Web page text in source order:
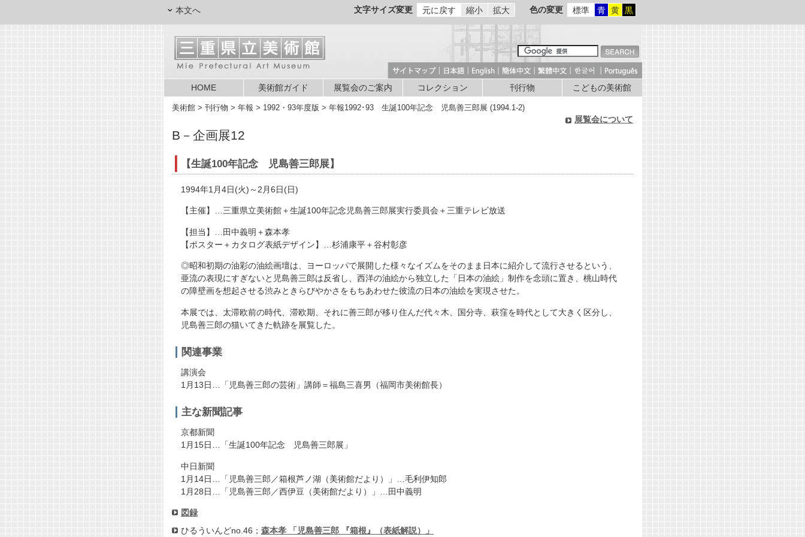
本文へ 文字サイズ変更 元に戻す 縮小 拡大 色の変更 標準 青 黄 黒
HOME 美術館ガイド 展覧会のご案内 コレクション 刊行物 こどもの美術館
美術館 > 刊行物 > 年報 > 1992・93年度版 > 年報1992･93 生誕100年記念 児島善三郎展 (1994.1-2)
展覧会について
B－企画展12
【生誕100年記念 児島善三郎展】
1994年1月4日(火)～2月6日(日)
【主催】…三重県立美術館＋生誕100年記念児島善三郎展実行委員会＋三重テレビ放送
【担当】…田中義明＋森本孝
【ポスター＋カタログ表紙デザイン】…杉浦康平＋谷村彰彦
◎昭和初期の油彩の油絵画壇は、ヨーロッパで展開した様々なイズムをそのまま日本に紹介して流行させるという、
亜流の表現にすぎないと児島善三郎は反省し、西洋の油絵から独立した「日本の油絵」制作を念頭に置き、桃山時代
の障壁画を想起させる渋みときらびやかさをもちあわせた彼流の日本の油絵を実現させた。
本展では、太滞欧前の時代、滞欧期、それに善三郎が移り住んだ代々木、国分寺、萩窪を時代として大きく区分し、
児島善三郎の猫いてきた軌跡を展覧した。
関連事業
講演会
1月13日…「児島善三郎の芸術」講師＝福島三喜男（福岡市美術館長）
主な新聞記事
京都新聞
1月15日…「生誕100年記念 児島善三郎展」
中日新聞
1月14日…「児島善三郎／箱根芦ノ湖（美術館だより）」…毛利伊知郎
1月28日…「児島善三郎／西伊豆（美術館だより）」…田中義明
図録
ひるういんどno.46； 森本孝 「児島善三郎 『箱根』（表紙解説）」